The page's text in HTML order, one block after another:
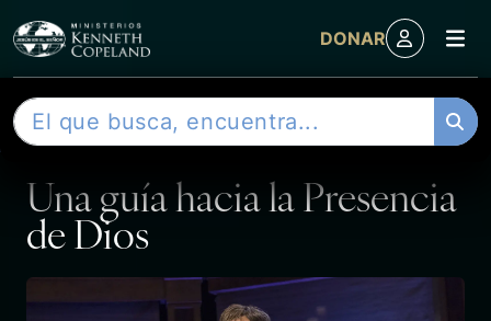
DONAR
B
u
ARTÍCULO DE REVISTA
Una guía hacia la Presencia
de Dios